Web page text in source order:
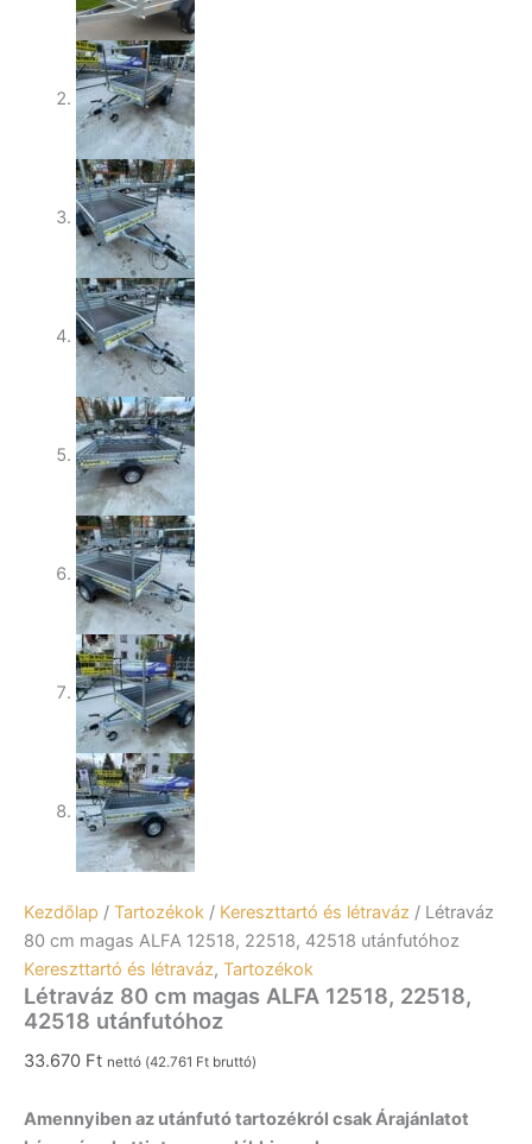
Kezdőlap / Tartozékok / Kereszttartó és létraváz / Létraváz
80 cm magas ALFA 12518, 22518, 42518 utánfutóhoz
Kereszttartó és létraváz, Tartozékok
Létraváz 80 cm magas ALFA 12518, 22518,
42518 utánfutóhoz
33.670 Ft nettó (42.761 Ft bruttó)
Amennyiben az utánfutó tartozékról csak Árajánlatot